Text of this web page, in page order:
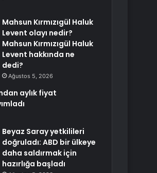
Mahsun Kırmızıgül Haluk
Levent olayı nedir?
Mahsun Kırmızıgül Haluk
Levent hakkında ne
dedi?
Ağustos 5, 2026
aylık fiyat
Beyaz Saray yetkilileri
doğruladı: ABD bir ülkeye
daha saldırmak için
hazırlığa başladı